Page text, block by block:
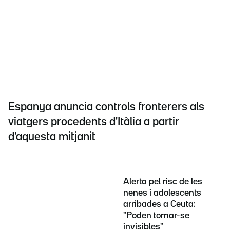
Espanya anuncia controls fronterers als
viatgers procedents d'Itàlia a partir
d'aquesta mitjanit
Alerta pel risc de les
nenes i adolescents
arribades a Ceuta:
"Poden tornar-se
invisibles"